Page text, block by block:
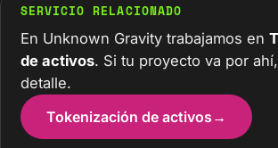
SERVICIO RELACIONADO
En Unknown Gravity trabajamos en
de activos. Si tu proyecto va por
detalle.
Tokenización de activos →